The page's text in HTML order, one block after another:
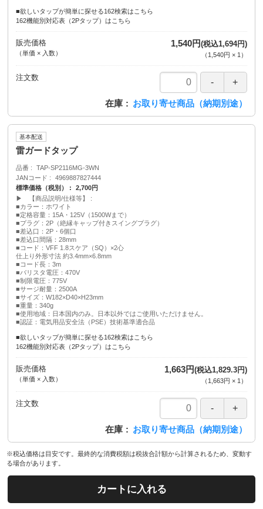
■欲しいタップが簡単に探せる162検索はこちら
162機能別対応表（2Pタップ）はこちら
販売価格
（単価 × 入数）
1,540円(税込1,694円)
（ 1,540円 × 1 ）
注文数
在庫 お取り寄せ商品（納期別途）
基本配送
雷ガードタップ
品番
TAP-SP2116MG-3WN
JANコード
4969887827444
標準価格（税別）
2,700円
▶ 【商品説明/仕様等】
■カラー：ホワイト
■定格容量：15A・125V（1500Wまで）
■プラグ：2P（絶縁キャップ付きスイングプラグ）
■差込口：2P・6個口
■差込口間隔：28mm
■コード：VFF 1.8スケア（SQ）×2心
仕上り外形寸法 約3.4mm×6.8mm
■コード長：3m
■バリスタ電圧：470V
■制限電圧：775V
■サージ耐量：2500A
■サイズ：W182×D40×H23mm
■重量：340g
■使用地域：日本国内のみ。日本以外ではご使用いただけません。
■認証：電気用品安全法（PSE）技術基準適合品
■欲しいタップが簡単に探せる162検索はこちら
162機能別対応表（2Pタップ）はこちら
販売価格
（単価 × 入数）
1,663円(税込1,829.3円)
（ 1,663円 × 1 ）
注文数
在庫 お取り寄せ商品（納期別途）
※税込価格は目安です。最終的な消費税額は税抜合計額から計算されるため、変動す
る場合があります。
カートに入れる